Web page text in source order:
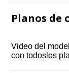
Planos de
Video del
con todoslos